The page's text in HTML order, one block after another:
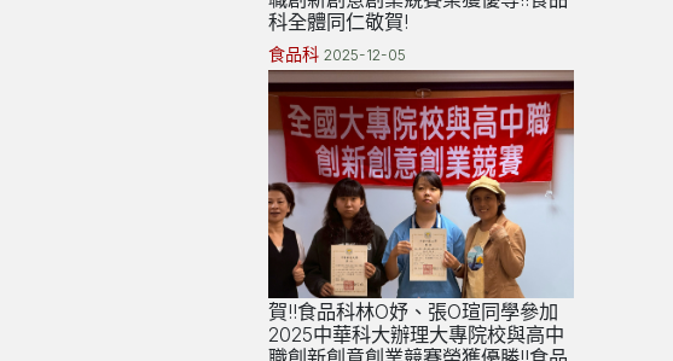
科全體同仁敬賀!
食品科2025-12-05
賀!!食品科林O妤、張O瑄同學參加
2025中華科大辦理大專院校與高中